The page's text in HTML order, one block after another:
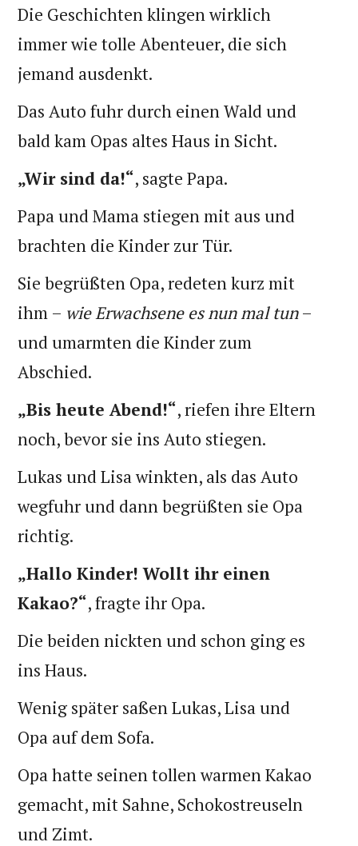
Die Geschichten klingen wirklich
immer wie tolle Abenteuer, die sich
jemand ausdenkt.
Das Auto fuhr durch einen Wald und
bald kam Opas altes Haus in Sicht.
„Wir sind da!“, sagte Papa.
Papa und Mama stiegen mit aus und
brachten die Kinder zur Tür.
Sie begrüßten Opa, redeten kurz mit
ihm – wie Erwachsene es nun mal tun–
und umarmten die Kinder zum
Abschied.
„Bis heute Abend!“, riefen ihre Eltern
noch, bevor sie ins Auto stiegen.
Lukas und Lisa winkten, als das Auto
wegfuhr und dann begrüßten sie Opa
richtig.
„Hallo Kinder! Wollt ihr einen
Kakao?“, fragte ihr Opa.
Die beiden nickten und schon ging es
ins Haus.
Wenig später saßen Lukas, Lisa und
Opa auf dem Sofa.
Opa hatte seinen tollen warmen Kakao
gemacht, mit Sahne, Schokostreuseln
und Zimt.